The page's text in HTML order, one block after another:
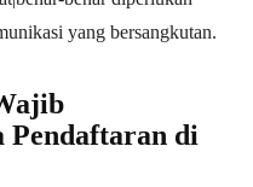
yang bersangkutan.
Pendaftaran di